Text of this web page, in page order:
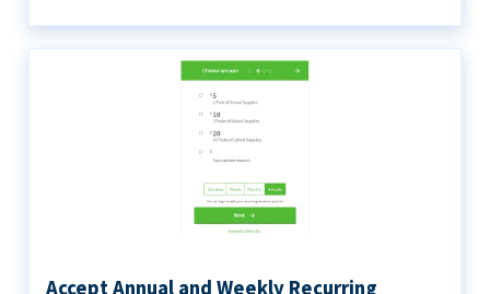
Accept Annual and Weekly Recurring